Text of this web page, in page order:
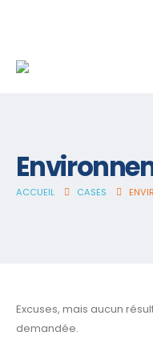
ACCUEIL CASES
Excuses, mais aucun
demandée.